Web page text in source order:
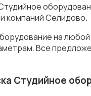
компаний Селидово.
на
Все
Студийное